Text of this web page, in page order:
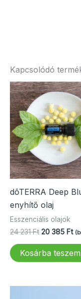
Kapcsolódó
dōTERRA Deep
enyhítő olaj
Esszenciális olajok
24 231Ft Original
was:
24
20 385 Ft
20
Kosárba teszem